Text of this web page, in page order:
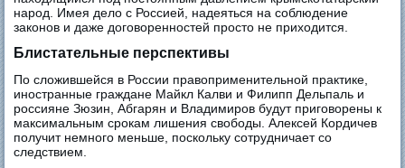
народ. Имея дело с Россией, надеяться на соблюдение
законов и даже договоренностей просто не приходится.
Блистательные перспективы
По сложившейся в России правоприменительной практике,
иностранные граждане Майкл Калви и Филипп Дельпаль и
россияне Зюзин, Абгарян и Владимиров будут приговорены к
максимальным срокам лишения свободы. Алексей Кордичев
получит немного меньше, поскольку сотрудничает со
следствием.